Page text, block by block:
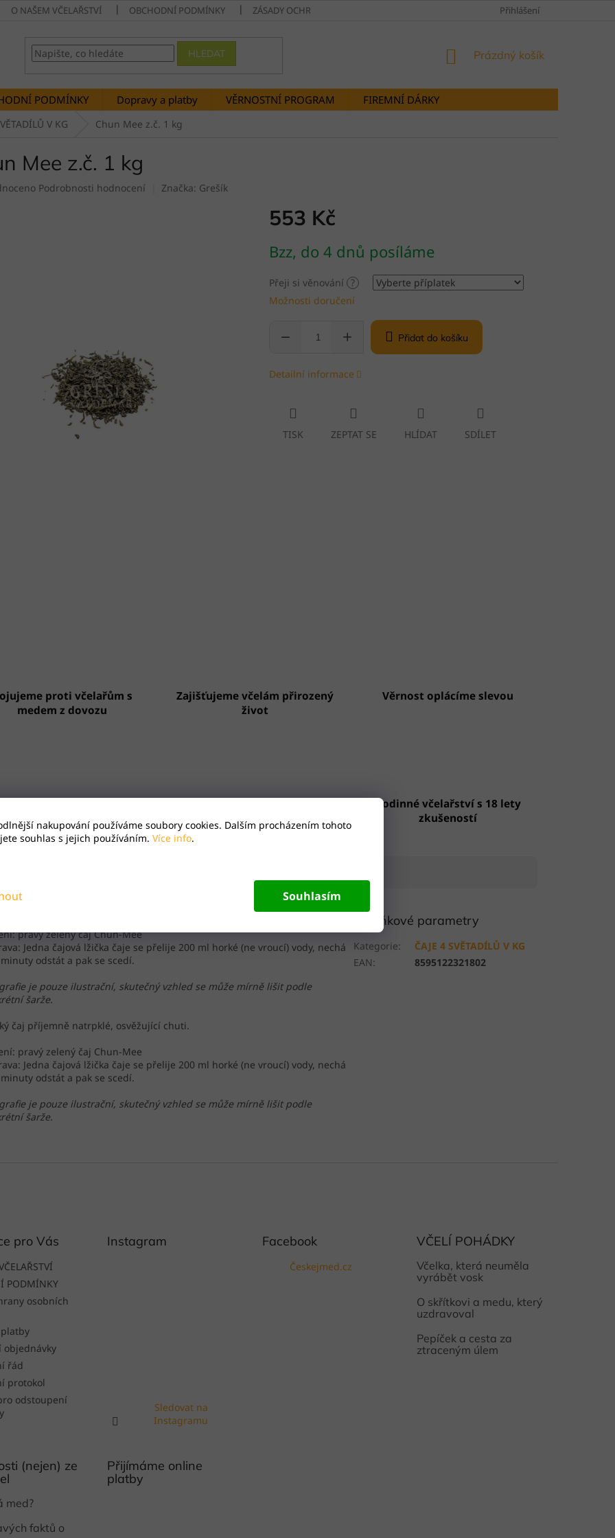
nakupování používáme soubory cookies. Dalším procházením tohoto
souhlas s jejich používáním. Více info.
Souhlasím
O NAŠEM VČELAŘSTVÍ OBCHODNÍ PODMÍNKY ZÁSADY OCHRANY OSOBNÍCH ÚDAJŮ DOPRAVY A PLATBYPřihlášení
HLEDAT
NÁKUPNÍ
Prázdný košík
PODMÍNKY Dopravy a platby VĚRNOSTNÍ PROGRAM FIREMNÍ DÁRKY
V KG Chun Mee z.č. 1 kg
Mee z.č. 1 kg
Podrobnosti hodnocení Značka: Grešík
553 Kč
cena:
Bzz, do 4 dnů posíláme
Přeji si věnování ?
Možnosti doručení
Přidat do košíku
Detailní informace
TISK ZEPTAT SE HLÍDAT SDÍLET
proti včelařům s
medem z dovozu
Zajišťujeme včelám přirozený
život
Věrnost oplácíme slevou
Rodinné včelařství s 18 lety
zkušeností
pravý zelený čaj Chun-Mee
Jedna čajová lžička čaje se přelije 200 ml horké (ne vroucí) vody, nechá
odstát a pak se scedí.
je pouze ilustrační, skutečný vzhled se může mírně lišit podle
šarže.
čaj příjemně natrpklé, osvěžující chuti.
pravý zelený čaj Chun-Mee
Jedna čajová lžička čaje se přelije 200 ml horké (ne vroucí) vody, nechá
odstát a pak se scedí.
je pouze ilustrační, skutečný vzhled se může mírně lišit podle
šarže.
Doplňkové parametry
Kategorie:
ČAJE 4 SVĚTADÍLŮ V KG
EAN: 8595122321802
pro Vás
PODMÍNKY
osobních
objednávky
řád
protokol
odstoupení
Instagram
Sledovat na
Instagramu
Facebook
Českejmed.cz
VČELÍ POHÁDKY
Včelka, která neuměla
vyrábět vosk
O skřítkovi a medu, který
uzdravoval
Pepíček a cesta za
ztraceným úlem
(nejen) ze
med?
faktů o
Přijímáme online
platby